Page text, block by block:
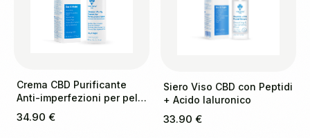
Crema CBD Purificante
Anti-imperfezioni per pelli
a tendenza acneica
34.90 €
Siero Viso CBD con Peptidi
+ Acido Ialuronico
33.90 €